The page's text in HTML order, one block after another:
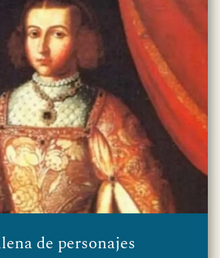
de personajes